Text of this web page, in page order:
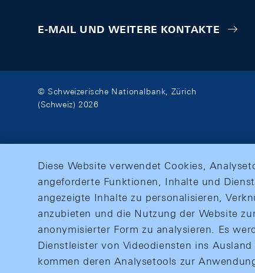
E-MAIL UND WEITERE KONTAKTE
© Schweizerische Nationalbank, Zürich
(Schweiz) 2026
Diese Website verwendet Cookies,
angeforderte Funktionen, Inhalte und
angezeigte Inhalte zu personalisieren,
anzubieten und die Nutzung der Website
anonymisierter Form zu analysieren. Es
Dienstleister von Videodiensten ins
kommen deren Analysetools zur